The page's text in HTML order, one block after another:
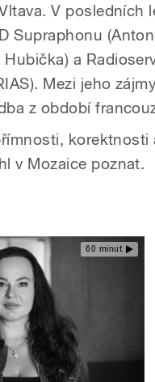
V posledních
Supraphonu
Hubička) a
Mezi jeho
z období
v Mozaice poznat.
60 minut